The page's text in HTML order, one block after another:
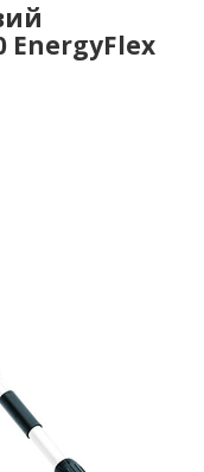
EnergyFlex